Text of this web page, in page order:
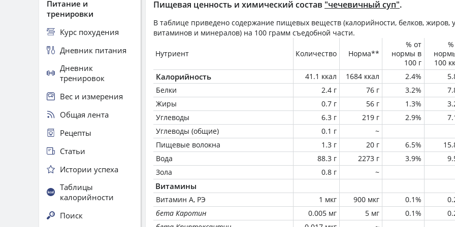
Пищевая ценность и химический состав "чечевичный суп".
В таблице приведено содержание пищевых веществ (калорийности, белков, жиров,
витаминов и минералов) на 100 грамм съедобной части.
Нутриент Количество Норма**
% от
нормы в
100 г
100
Калорийность 41.1 ккал 1684 ккал 2.4%
Белки
2.4 г 76 г 3.2%
Жиры
0.7 г 56 г 1.3%
Углеводы
6.3 г 219 г 2.9%
Углеводы (общие)
0.1 г
~
Пищевые волокна
1.3 г 20 г 6.5%
Вода
88.3 г 2273 г 3.9%
Зола
0.8 г ~
Витамины
Витамин А, РЭ 1 мкг 900 мкг 0.1%
бета Каротин
0.005 мг 5 мг 0.1%
Питание и
тренировки
Курс похудения
Дневник питания
Дневник
тренировок
Вес и измерения
Общая лента
Рецепты
Статьи
Истории успеха
Таблицы
калорийности
Поиск